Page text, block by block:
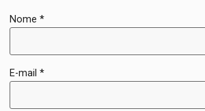
Nome*
E-mail*